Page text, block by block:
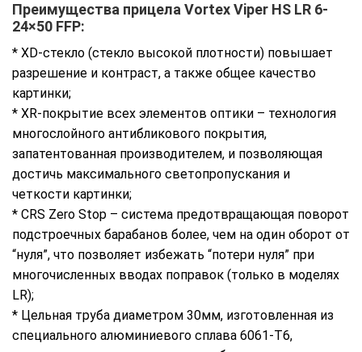
Преимущества прицела Vortex Viper HS LR 6-
24×50 FFP:
* XD-стекло (стекло высокой плотности) повышает
разрешение и контраст, а также общее качество
картинки;
* XR-покрытие всех элементов оптики – технология
многослойного антибликового покрытия,
запатентованная производителем, и позволяющая
достичь максимального светопропускания и
четкости картинки;
* CRS Zero Stop – система предотвращающая поворот
подстроечных барабанов более, чем на один оборот от
“нуля”, что позволяет избежать “потери нуля” при
многочисленных вводах поправок (только в моделях
LR);
* Цельная труба диаметром 30мм, изготовленная из
специального алюминиевого сплава 6061-Т6,